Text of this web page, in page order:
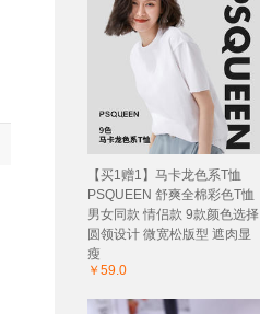
【买1赠1】马卡龙色系T恤
PSQUEEN 舒爽全棉彩色T恤
男女同款 情侣款 9款颜色选择
圆领设计 微宽松版型 遮肉显
瘦
￥59.0